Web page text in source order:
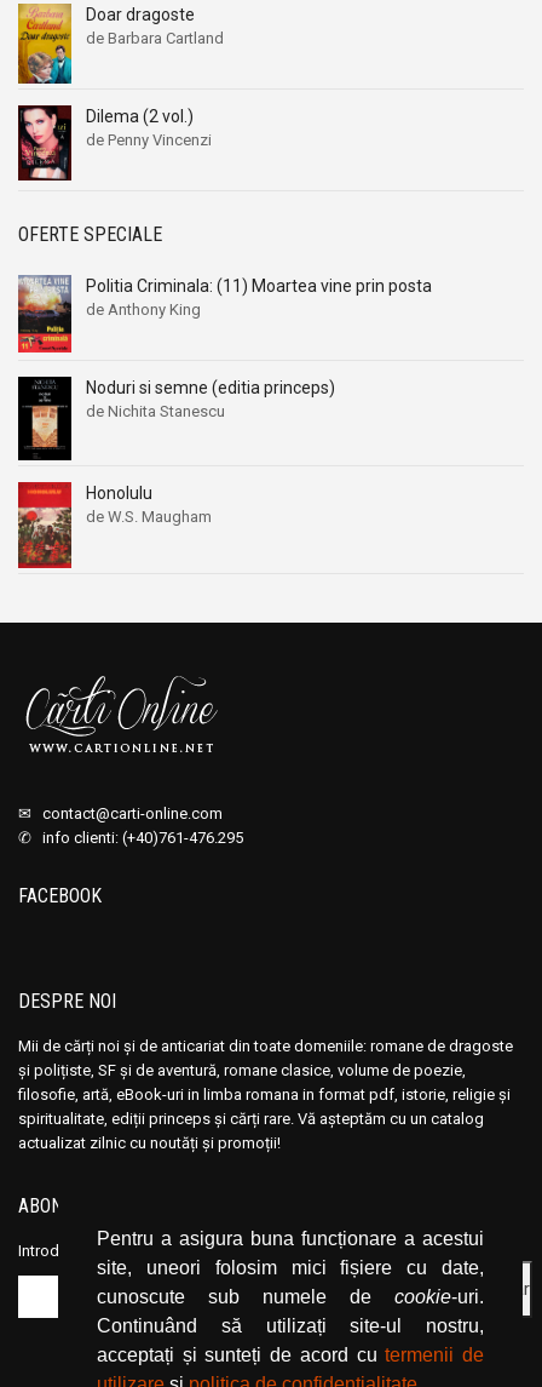
Pentru a asigura buna funcționare a acestui
site, uneori folosim mici fișiere cu date,
cunoscute sub numele de cookie-uri.
Continuând să utilizați site-ul nostru,
acceptați și sunteți de acord cutermenii de
Doar dragoste
de Barbara Cartland
Dilema (2 vol.)
de Penny Vincenzi
OFERTE SPECIALE
Politia Criminala: (11) Moartea vine prin posta
de Anthony King
Noduri si semne (editia princeps)
de Nichita Stanescu
Honolulu
de W.S. Maugham
✉ contact@carti-online.com
✆ info clienti: (+40)761-476.295
FACEBOOK
DESPRE NOI
Mii de cărți noi și de anticariat din toate domeniile: romane de dragoste
și polițiste, SF și de aventură, romane clasice, volume de poezie,
filosofie, artă, eBook-uri in limba romana in format pdf, istorie, religie și
spiritualitate, ediții princeps și cărți rare. Vă așteptăm cu un catalog
actualizat zilnic cu noutăți și promoții!
ABONEAZĂ-TE LA NEWSLETTER
Introduceți adresa dvs. de email și dați click pe butonul de abonare.